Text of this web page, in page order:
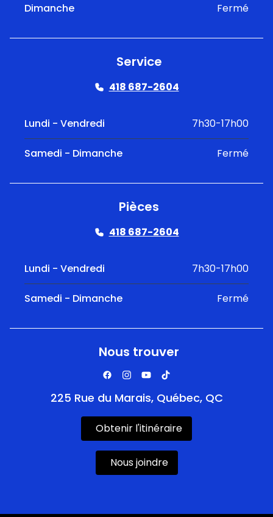
Dimanche Fermé
Service
418 687-2604
Lundi - Vendredi 7h30-17h00
Samedi - Dimanche Fermé
Pièces
418 687-2604
Lundi - Vendredi 7h30-17h00
Samedi - Dimanche Fermé
Nous trouver
225 Rue du Marais, Québec, QC
Obtenir l'itinéraire
Nous joindre